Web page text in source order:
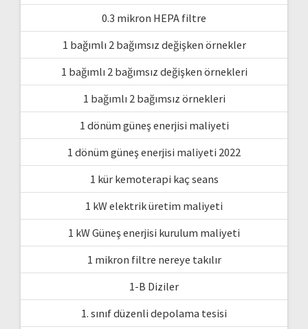
0.3 mikron HEPA filtre
1 bağımlı 2 bağımsız değişken örnekler
1 bağımlı 2 bağımsız değişken örnekleri
1 bağımlı 2 bağımsız örnekleri
1 dönüm güneş enerjisi maliyeti
1 dönüm güneş enerjisi maliyeti 2022
1 kür kemoterapi kaç seans
1 kW elektrik üretim maliyeti
1 kW Güneş enerjisi kurulum maliyeti
1 mikron filtre nereye takılır
1-B Diziler
1. sınıf düzenli depolama tesisi